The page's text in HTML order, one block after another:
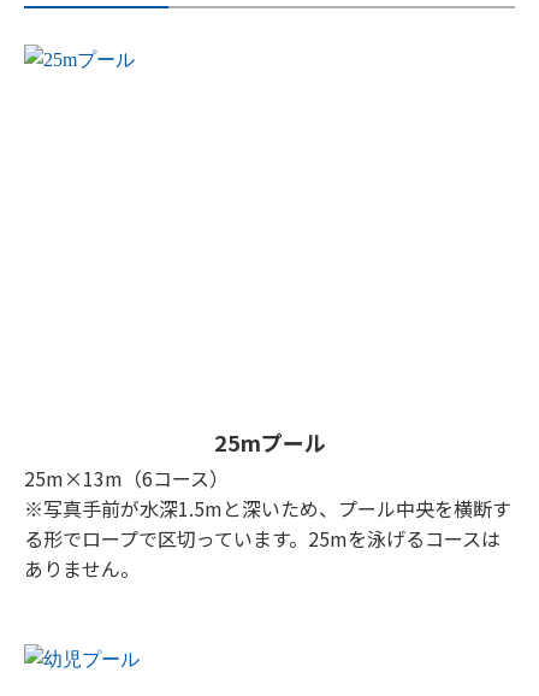
25mプール
25m×13m（6コース）
※写真手前が水深1.5mと深いため、プール中央を横断す
る形でロープで区切っています。25mを泳げるコースは
ありません。